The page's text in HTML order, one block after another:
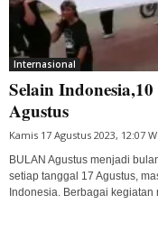
Internasional
Selain
Agustus
Kamis 17 Agustus 2023, 12:07
BULAN Agustus menjadi
setiap tanggal 17 Agustus,
Indonesia. Berbagai kegiatan